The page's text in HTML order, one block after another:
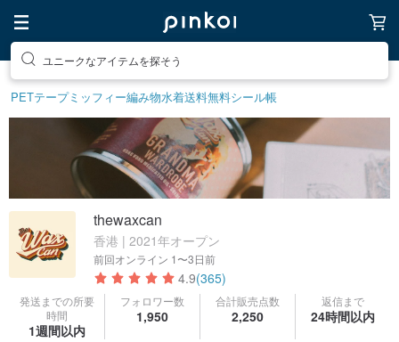
素敵な生活グッズを探そう
PETテープミッフィー編み物水着送料無料シール帳
thewaxcan
香港 | 2021年オープン
前回オンライン 1〜3日前
4.9(365)
発送までの所要
時間
1週間以内
フォロワー数
1,950
合計販売点数
2,250
返信まで
24時間以内